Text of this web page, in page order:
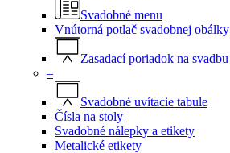
Svadobné menu
Vnútorná potlač svadobnej obálky
Zasadací poriadok na svadbu
–
Svadobné uvítacie tabule
Čísla na stoly
Svadobné nálepky a etikety
Metalické etikety